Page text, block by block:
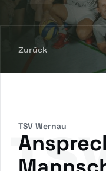
Zurück
TSV Wernau